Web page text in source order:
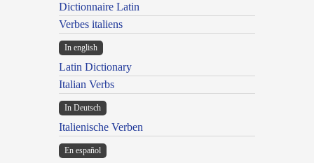
Dictionnaire Latin
Verbes italiens
In english
Latin Dictionary
Italian Verbs
In Deutsch
Italienische Verben
En español